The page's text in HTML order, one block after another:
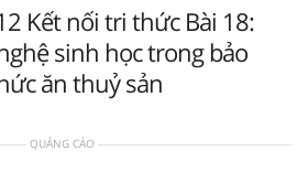
Kết nối tri thức Bài 18:
sinh học trong bảo
ăn thuỷ sản
QUẢNG CÁO